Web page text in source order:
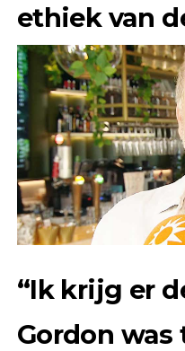
ethiek van
“Ik krijg er
Gordon